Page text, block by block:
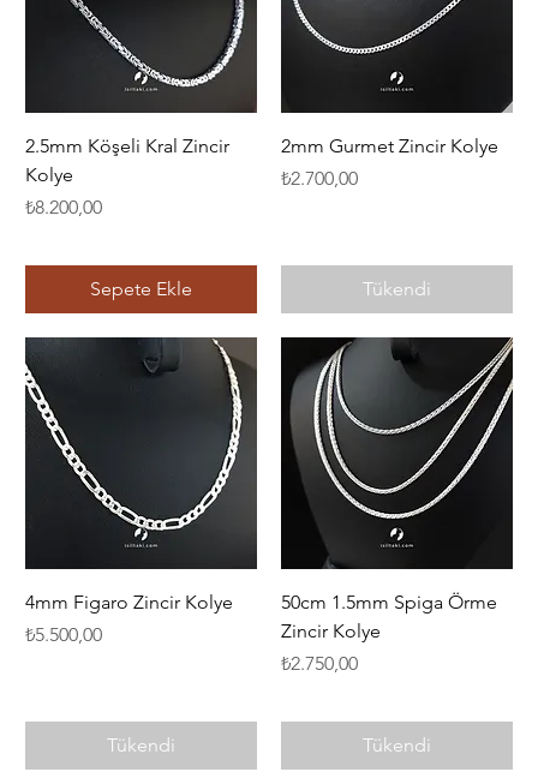
2.5mm Köşeli Kral Zincir
Kolye
Fiyat
₺8.200,00
Sepete Ekle
2mm Gurmet Zincir Kolye
Fiyat
₺2.700,00
Tükendi
4mm Figaro Zincir Kolye
Fiyat
₺5.500,00
Tükendi
50cm 1.5mm Spiga Örme
Zincir Kolye
Fiyat
₺2.750,00
Tükendi